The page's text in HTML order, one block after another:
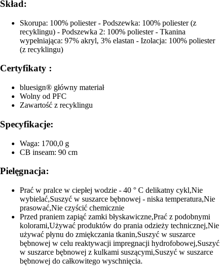
Skład:
Skorupa: 100% poliester - Podszewka: 100% poliester (z
recyklingu) - Podszewka 2: 100% poliester - Tkanina
wypełniająca: 97% akryl, 3% elastan - Izolacja: 100% poliester
(z recyklingu)
Certyfikaty :
bluesign® główny materiał
Wolny od PFC
Zawartość z recyklingu
Specyfikacje:
Waga: 1700,0 g
CB inseam: 90 cm
Pielęgnacja:
Prać w pralce w ciepłej wodzie - 40 ° C delikatny cykl,Nie
wybielać,Suszyć w suszarce bębnowej - niska temperatura,Nie
prasować,Nie czyścić chemicznie
Przed praniem zapiąć zamki błyskawiczne,Prać z podobnymi
kolorami,Używać produktów do prania odzieży technicznej,Nie
używać płynu do zmiękczania tkanin,Suszyć w suszarce
bębnowej w celu reaktywacji impregnacji hydrofobowej,Suszyć
w suszarce bębnowej z kulkami suszącymi,Suszyć w suszarce
bębnowej do całkowitego wyschnięcia.